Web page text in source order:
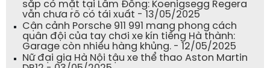
sắp có mặt tại Lâm Đồng: Koenigsegg Regera
vẫn chưa rõ có tái xuất - 13/05/2025
Cận cảnh Porsche 911 991 mang phong cách
quân đội của tay chơi xe kín tiếng Hà thành:
Garage còn nhiều hàng khủng. - 12/05/2025
Nữ đại gia Hà Nội tậu xe thể thao Aston Martin